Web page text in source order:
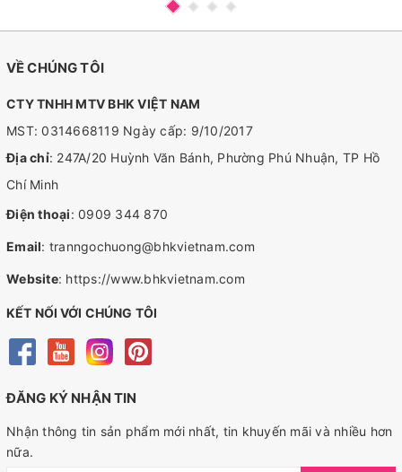
VỀ CHÚNG TÔI
CTY TNHH MTV BHK VIỆT NAM
MST: 0314668119 Ngày cấp: 9/10/2017
Địa chỉ: 247A/20 Huỳnh Văn Bánh, Phường Phú Nhuận, TP Hồ
Chí Minh
Điện thoại: 0909 344 870
Email: tranngochuong@bhkvietnam.com
Website: https://www.bhkvietnam.com
KẾT NỐI VỚI CHÚNG TÔI
ĐĂNG KÝ NHẬN TIN
Nhận thông tin sản phẩm mới nhất, tin khuyến mãi và nhiều hơn
nữa.